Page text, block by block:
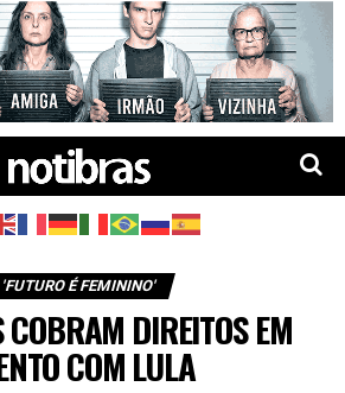
'FUTURO É FEMININO'
COBRAM DIREITOS EM
COM LULA